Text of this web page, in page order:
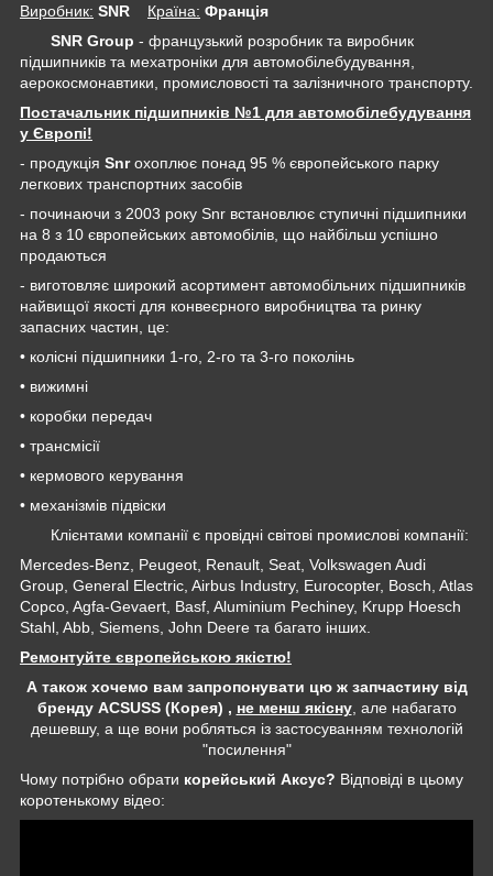
Виробник: SNR Крaїна: Франція
SNR Group - французький розробник та виробник
підшипників та мехатроніки для автомобілебудування,
аерокосмонавтики, промисловості та залізничного транспорту.
Постачальник підшипників №1 для автомобілебудування
у Європі!
- продукція Snrохоплює понад 95 % європейського парку
легкових транспортних засобів
- починаючи з 2003 року Snr встановлює ступичні підшипники
на 8 з 10 європейських автомобілів, що найбільш успішно
продаються
- виготовляє широкий асортимент автомобільних підшипників
найвищої якості для конвеєрного виробництва та ринку
запасних частин, це:
• колісні підшипники 1-го, 2-го та 3-го поколінь
• вижимні
• коробки передач
• трансмісії
• кермового керування
• механізмів підвіски
Клієнтами компанії є провідні світові промислові компанії:
Mercedes-Benz, Peugeot, Renault, Seat, Volkswagen Audi
Group, General Electric, Airbus Industry, Eurocopter, Bosch, Atlas
Copco, Agfa-Gevaert, Basf, Aluminium Pechiney, Krupp Hoesch
Stahl, Abb, Siemens, John Deere та багато інших.
Ремонтуйте європейською якістю!
А також хочемо вам запропонувати цю ж запчастину від
бренду ACSUSS (Корея) , не менш якісну, але набагато
дешевшу, а ще вони робляться із застосуванням технологій
"посилення"
Чому потрібно обрати корейський Аксус? Відповіді в цьому
коротенькому відео: